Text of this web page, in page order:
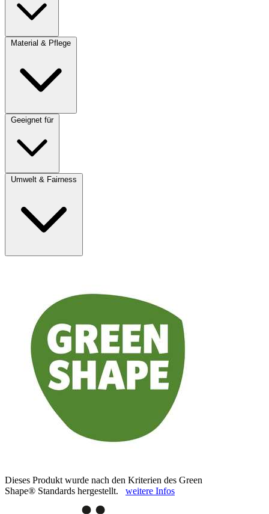
Material & Pflege
Geeignet für
Umwelt & Fairness
Dieses Produkt wurde nach den Kriterien des Green
Shape® Standards hergestellt. weitere Infos